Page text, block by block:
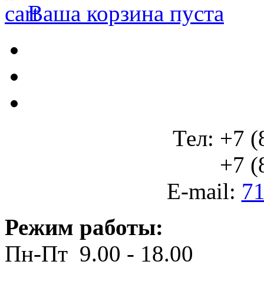
Ваша корзина пуста
Тел: +7
+7
E-mail:
Режим работы:
Пн-Пт 9.00 - 18.00